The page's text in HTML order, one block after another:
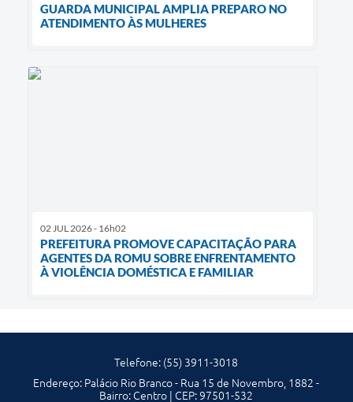
GUARDA MUNICIPAL AMPLIA PREPARO NO
ATENDIMENTO ÀS MULHERES
02 JUL 2026 - 16h02
PREFEITURA PROMOVE CAPACITAÇÃO PARA
AGENTES DA ROMU SOBRE ENFRENTAMENTO
À VIOLÊNCIA DOMÉSTICA E FAMILIAR
Telefone: (55) 3911-3018
Endereço: Palácio Rio Branco - Rua 15 de Novembro, 1882 -
Bairro: Centro | CEP: 97501-532